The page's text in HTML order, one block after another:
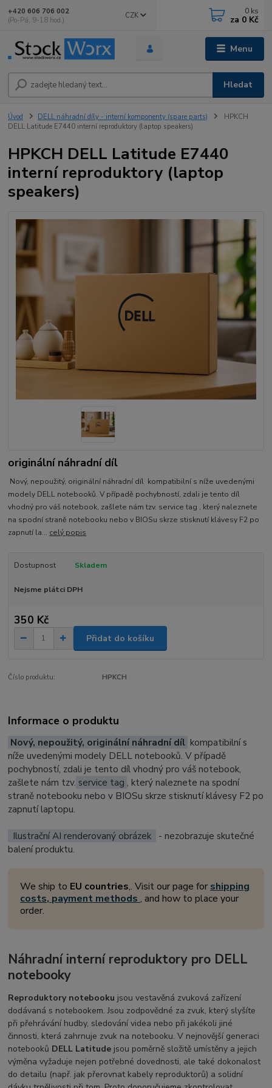
Menu
CZK
Hledat
+420 606 706 002
(Po-Pá, 9-18 hod.)
0 ks
za 0 Kč
Úvod DELL náhradní díly - interní komponenty (spare parts)
HPKCH
DELL Latitude E7440 interní reproduktory (laptop speakers)
HPKCH DELL Latitude E7440
interní reproduktory (laptop
speakers)
originální náhradní díl
Nový, nepoužitý, originální náhradní díl kompatibilní s níže uvedenými
modely DELL notebooků. V případě pochybností, zdali je tento díl
vhodný pro váš notebook, zašlete nám tzv. service tag , který naleznete
na spodní straně notebooku nebo v BIOSu skrze stisknutí klávesy F2 po
zapnutí la... celý popis
Dostupnost Skladem
Nejsme plátci DPH
350 Kč
Přidat do košíku
Číslo produktu: HPKCH
Informace o produktu
Nový, nepoužitý, originální náhradní díl kompatibilní s
níže uvedenými modely DELL notebooků. V případě
pochybností, zdali je tento díl vhodný pro váš notebook,
zašlete nám tzv. service tag , který naleznete na spodní
straně notebooku nebo v BIOSu skrze stisknutí klávesy F2 po
zapnutí laptopu.
Ilustrační AI renderovaný obrázek
- nezobrazuje skutečné
balení produktu.
We ship to EU countries,. Visit our page for shipping
costs, payment methods, and how to place your
order.
Náhradní interní reproduktory pro DELL
notebooky
Reproduktory notebooku jsou vestavěná zvuková zařízení
dodávaná s notebookem. Jsou zodpovědné za zvuk, který slyšíte
při přehrávání hudby, sledování videa nebo při jakékoli jiné
činnosti, která zahrnuje zvuk na notebooku. V nejnovější generaci
notebooků DELL Latitude jsou poměrně složitě umístěny a jejich
výměna vyžaduje nejen potřebné dovednosti, ale také dokonalost
do detailu (např. jak přerovnat kabely reproduktorů) a solidní